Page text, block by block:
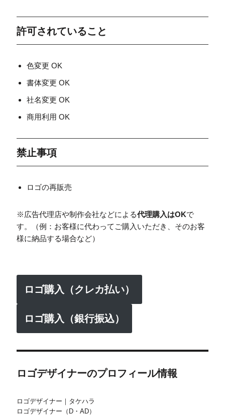
許可されていること
色変更 OK
書体変更 OK
社名変更 OK
商用利用 OK
禁止事項
ロゴの再販売
※広告代理店や制作会社などによる代理購入はOKで
す。（例：お客様に代わってご購入いただき、そのお客
様に納品する場合など）
ロゴ購入（クレカ払い）
ロゴ購入（銀行振込）
ロゴデザイナーのプロフィール情報
ロゴデザイナー｜タケハラ
ロゴデザイナー（D・AD）